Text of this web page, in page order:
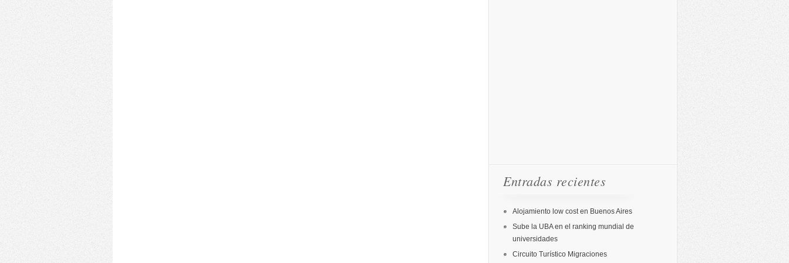
Entradas recientes
Alojamiento low cost en Buenos Aires
Sube la UBA en el ranking mundial de
universidades
Circuito Turístico Migraciones